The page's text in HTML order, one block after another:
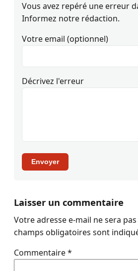
Vous avez repéré une erreur
Informez notre rédaction.
Votre email (optionnel)
Décrivez l'erreur
Envoyer
Laisser un commentaire
Votre adresse e-mail ne sera
champs obligatoires sont
Commentaire*